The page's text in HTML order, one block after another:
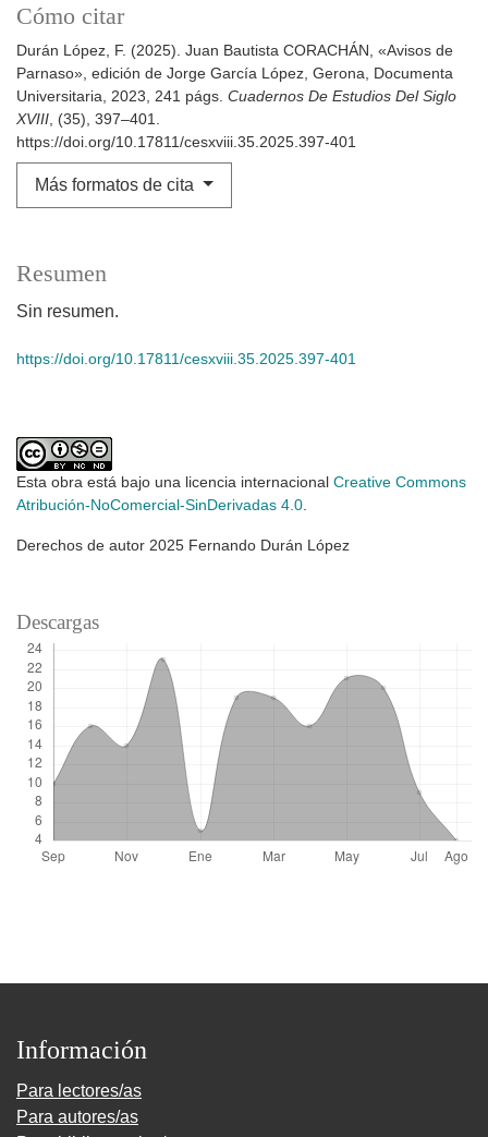
Cómo citar
Durán López, F. (2025). Juan Bautista CORACHÁN, «Avisos de
Parnaso», edición de Jorge García López, Gerona, Documenta
Universitaria, 2023, 241 págs. Cuadernos De Estudios Del Siglo
XVIII , (35), 397–401.
https://doi.org/10.17811/cesxviii.35.2025.397-401
Más formatos de cita
Resumen
Sin resumen.
https://doi.org/10.17811/cesxviii.35.2025.397-401
Esta obra está bajo una licencia internacional Creative Commons
Atribución-NoComercial-SinDerivadas 4.0
Derechos de autor 2025 Fernando Durán López
Descargas
Información
Para lectores/as
Para autores/as